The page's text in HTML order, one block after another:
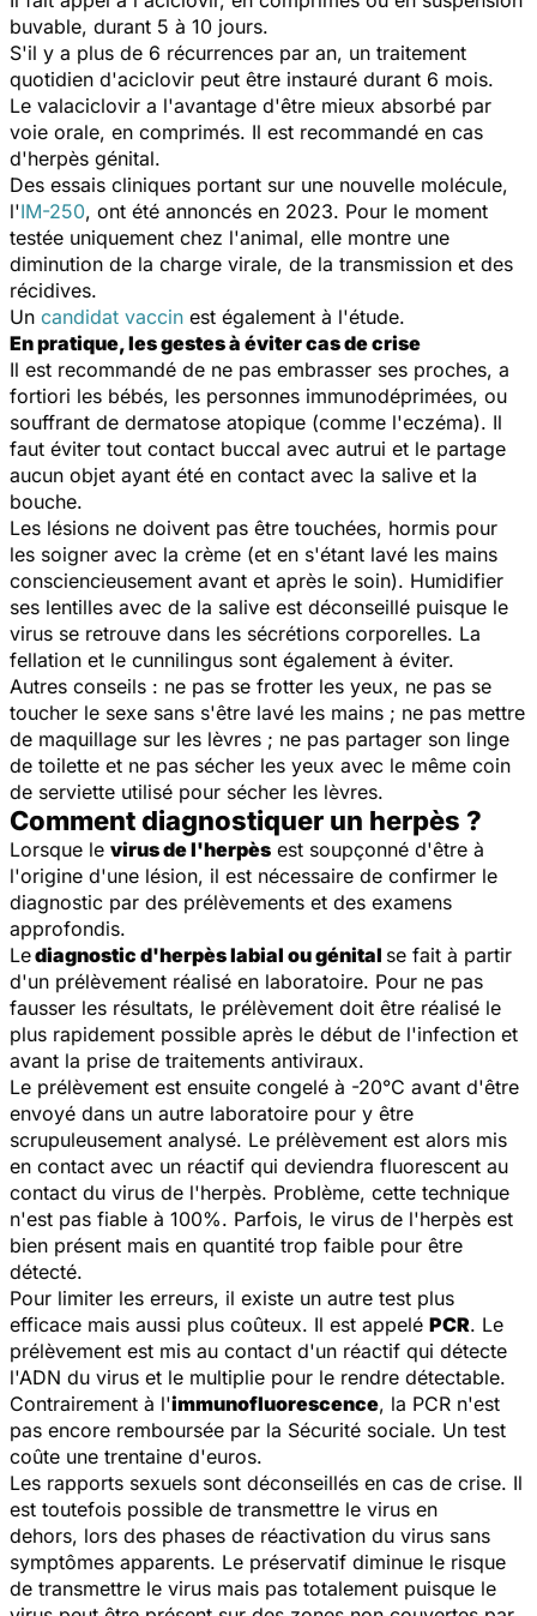
buvable, durant 5 à 10 jours.
S'il y a plus de 6 récurrences par an, un traitement
quotidien d'aciclovir peut être instauré durant 6 mois.
Le valaciclovir a l'avantage d'être mieux absorbé par
voie orale, en comprimés. Il est recommandé en cas
d'herpès génital.
Des essais cliniques portant sur une nouvelle molécule,
l'IM-250, ont été annoncés en 2023. Pour le moment
testée uniquement chez l'animal, elle montre une
diminution de la charge virale, de la transmission et des
récidives.
Un candidat vaccin est également à l'étude.
En pratique, les gestes à éviter cas de crise
Il est recommandé de ne pas embrasser ses proches, a
fortiori les bébés, les personnes immunodéprimées, ou
souffrant de dermatose atopique (comme l'eczéma). Il
faut éviter tout contact buccal avec autrui et le partage
aucun objet ayant été en contact avec la salive et la
bouche.
Les lésions ne doivent pas être touchées, hormis pour
les soigner avec la crème (et en s'étant lavé les mains
consciencieusement avant et après le soin). Humidifier
ses lentilles avec de la salive est déconseillé puisque le
virus se retrouve dans les sécrétions corporelles. La
fellation et le cunnilingus sont également à éviter.
Autres conseils : ne pas se frotter les yeux, ne pas se
toucher le sexe sans s'être lavé les mains ; ne pas mettre
de maquillage sur les lèvres ; ne pas partager son linge
de toilette et ne pas sécher les yeux avec le même coin
de serviette utilisé pour sécher les lèvres.
Comment diagnostiquer un herpès ?
Lorsque le virus de l'herpès est soupçonné d'être à
l'origine d'une lésion, il est nécessaire de confirmer le
diagnostic par des prélèvements et des examens
approfondis.
Lediagnostic d'herpès labial ou génital se fait à partir
d'un prélèvement réalisé en laboratoire. Pour ne pas
fausser les résultats, le prélèvement doit être réalisé le
plus rapidement possible après le début de l'infection et
avant la prise de traitements antiviraux.
Le prélèvement est ensuite congelé à -20°C avant d'être
envoyé dans un autre laboratoire pour y être
scrupuleusement analysé. Le prélèvement est alors mis
en contact avec un réactif qui deviendra fluorescent au
contact du virus de l'herpès. Problème, cette technique
n'est pas fiable à 100%. Parfois, le virus de l'herpès est
bien présent mais en quantité trop faible pour être
détecté.
Pour limiter les erreurs, il existe un autre test plus
efficace mais aussi plus coûteux. Il est appelé PCR. Le
prélèvement est mis au contact d'un réactif qui détecte
l'ADN du virus et le multiplie pour le rendre détectable.
Contrairement à l'immunofluorescence, la PCR n'est
pas encore remboursée par la Sécurité sociale. Un test
coûte une trentaine d'euros.
Les rapports sexuels sont déconseillés en cas de crise. Il
est toutefois possible de transmettre le virus en
dehors, lors des phases de réactivation du virus sans
symptômes apparents. Le préservatif diminue le risque
de transmettre le virus mais pas totalement puisque le